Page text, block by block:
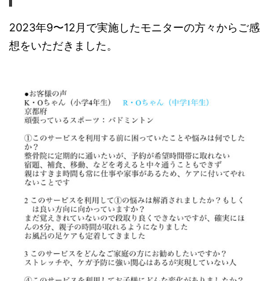
2023年9〜12月で実施したモニターの方々からご感
想をいただきました。